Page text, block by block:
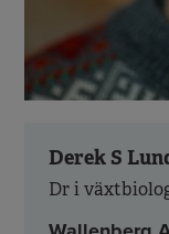
Derek S
Dr i